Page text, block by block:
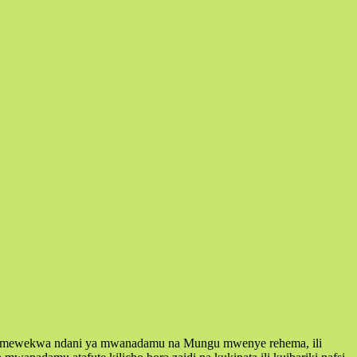
ndani ya mwanadamu na Mungu mwenye rehema, ili